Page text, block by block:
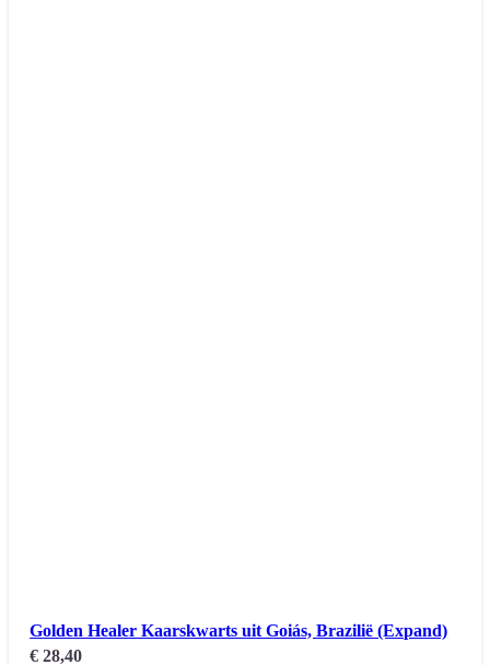
Golden Healer Kaarskwarts uit Goiás, Brazilië (Expand)
€ 28,40